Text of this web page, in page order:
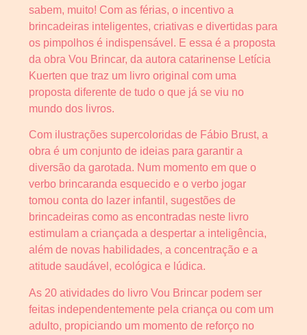
sabem, muito! Com as férias, o incentivo a
brincadeiras inteligentes, criativas e divertidas para
os pimpolhos é indispensável. E essa é a proposta
da obra Vou Brincar, da autora catarinense Letícia
Kuerten que traz um livro original com uma
proposta diferente de tudo o que já se viu no
mundo dos livros.
Com ilustrações supercoloridas de Fábio Brust, a
obra é um conjunto de ideias para garantir a
diversão da garotada. Num momento em que o
verbo brincaranda esquecido e o verbo jogar
tomou conta do lazer infantil, sugestões de
brincadeiras como as encontradas neste livro
estimulam a criançada a despertar a inteligência,
além de novas habilidades, a concentração e a
atitude saudável, ecológica e lúdica.
As 20 atividades do livro Vou Brincar podem ser
feitas independentemente pela criança ou com um
adulto, propiciando um momento de reforço no